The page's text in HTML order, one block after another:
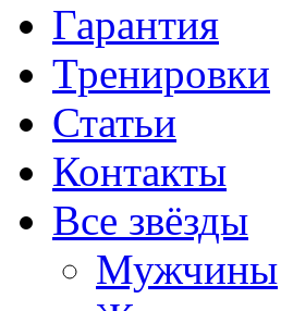
Гарантия
Тренировки
Статьи
Контакты
Все звёзды
Мужчины